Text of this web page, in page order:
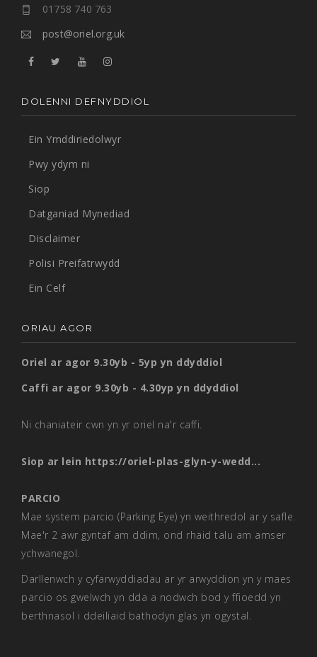
01758 740 763
post@oriel.org.uk
DOLENNI DEFNYDDIOL
Ein Ymddiriedolwyr
Pwy ydym ni
Siop
Datganiad Mynediad
Disclaimer
Polisi Preifatrwydd
Ein Celf
ORIAU AGOR
Oriel ar agor 9.30yb - 5yp yn ddyddiol
Caffi ar agor 9.30yb - 4.30yp yn ddyddiol
Ni chaniateir cwn yn yr oriel na'r caffi.
Siop ar lein https://oriel-plas-glyn-y-wedd...
PARCIO
Mae system parcio (Parking Eye) yn weithredol ar y safle.
Mae'r 2 awr gyntaf am ddim, ond rhaid talu am amser
ychwanegol.
Darllenwch y cyfarwyddiadau ar yr arwyddion yn y maes
parcio os gwelwch yn dda a nodwch bod y ffioedd yn
berthnasol i ddeiliaid bathodyn glas yn ogystal.